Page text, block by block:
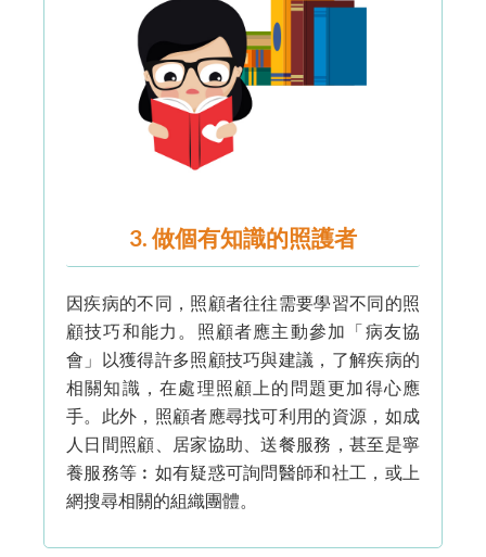
3. 做個有知識的照護者
因疾病的不同，照顧者往往需要學習不同的照
顧技巧和能力。照顧者應主動參加「病友協
會」以獲得許多照顧技巧與建議，了解疾病的
相關知識，在處理照顧上的問題更加得心應
手。此外，照顧者應尋找可利用的資源，如成
人日間照顧、居家協助、送餐服務，甚至是寧
養服務等︰如有疑惑可詢問醫師和社工，或上
網搜尋相關的組織團體。